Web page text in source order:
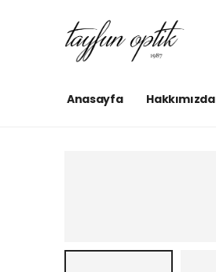
Anasayfa Hakkımızda